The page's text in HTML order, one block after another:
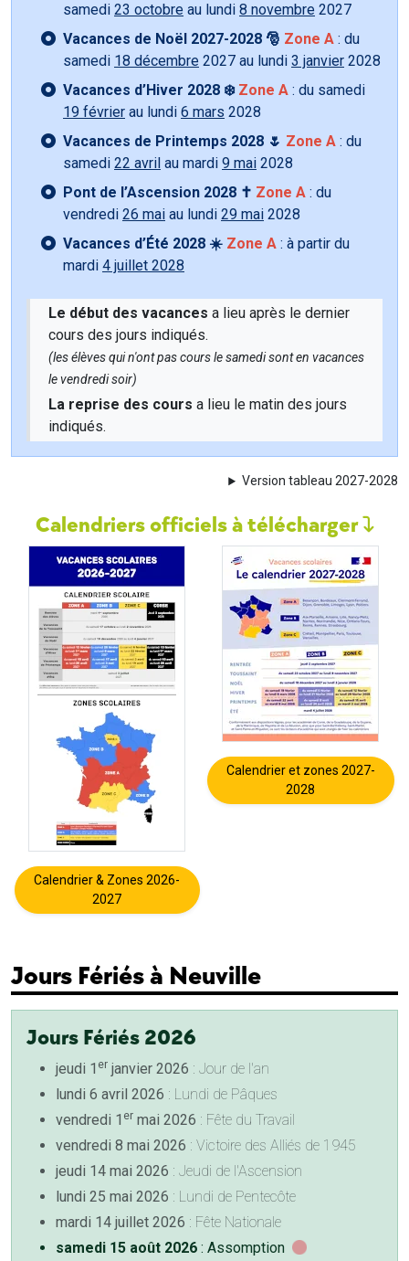
samedi 23 octobre au lundi 8 novembre 2027
Vacances de Noël 2027-2028 🎅 Zone A : du
samedi 18 décembre 2027 au lundi 3 janvier 2028
Vacances d’Hiver 2028 ❄️ Zone A : du samedi
19 février au lundi 6 mars 2028
Vacances de Printemps 2028 🌷 Zone A : du
samedi 22 avril au mardi 9 mai 2028
Pont de l’Ascension 2028 ✝️ Zone A : du
vendredi 26 mai au lundi 29 mai 2028
Vacances d’Été 2028 ☀️ Zone A : à partir du
mardi 4 juillet 2028
Le début des vacances a lieu après le dernier
cours des jours indiqués.
(les élèves qui n'ont pas cours le samedi sont en vacances
le vendredi soir)
La reprise des cours a lieu le matin des jours
indiqués.
Version tableau 2027-2028
Calendriers officiels à télécharger
Calendrier & Zones 2026-
2027
Calendrier et zones 2027-
2028
Jours Fériés à Neuville
Jours Fériés 2026
jeudi 1 er janvier 2026 : Jour de l'an
lundi 6 avril 2026 : Lundi de Pâques
vendredi 1 er mai 2026 : Fête du Travail
vendredi 8 mai 2026 : Victoire des Alliés de 1945
jeudi 14 mai 2026 : Jeudi de l'Ascension
lundi 25 mai 2026 : Lundi de Pentecôte
mardi 14 juillet 2026 : Fête Nationale
samedi 15 août 2026 : Assomption